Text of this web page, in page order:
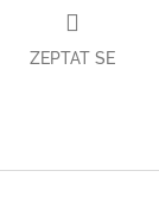
ZEPTAT SE